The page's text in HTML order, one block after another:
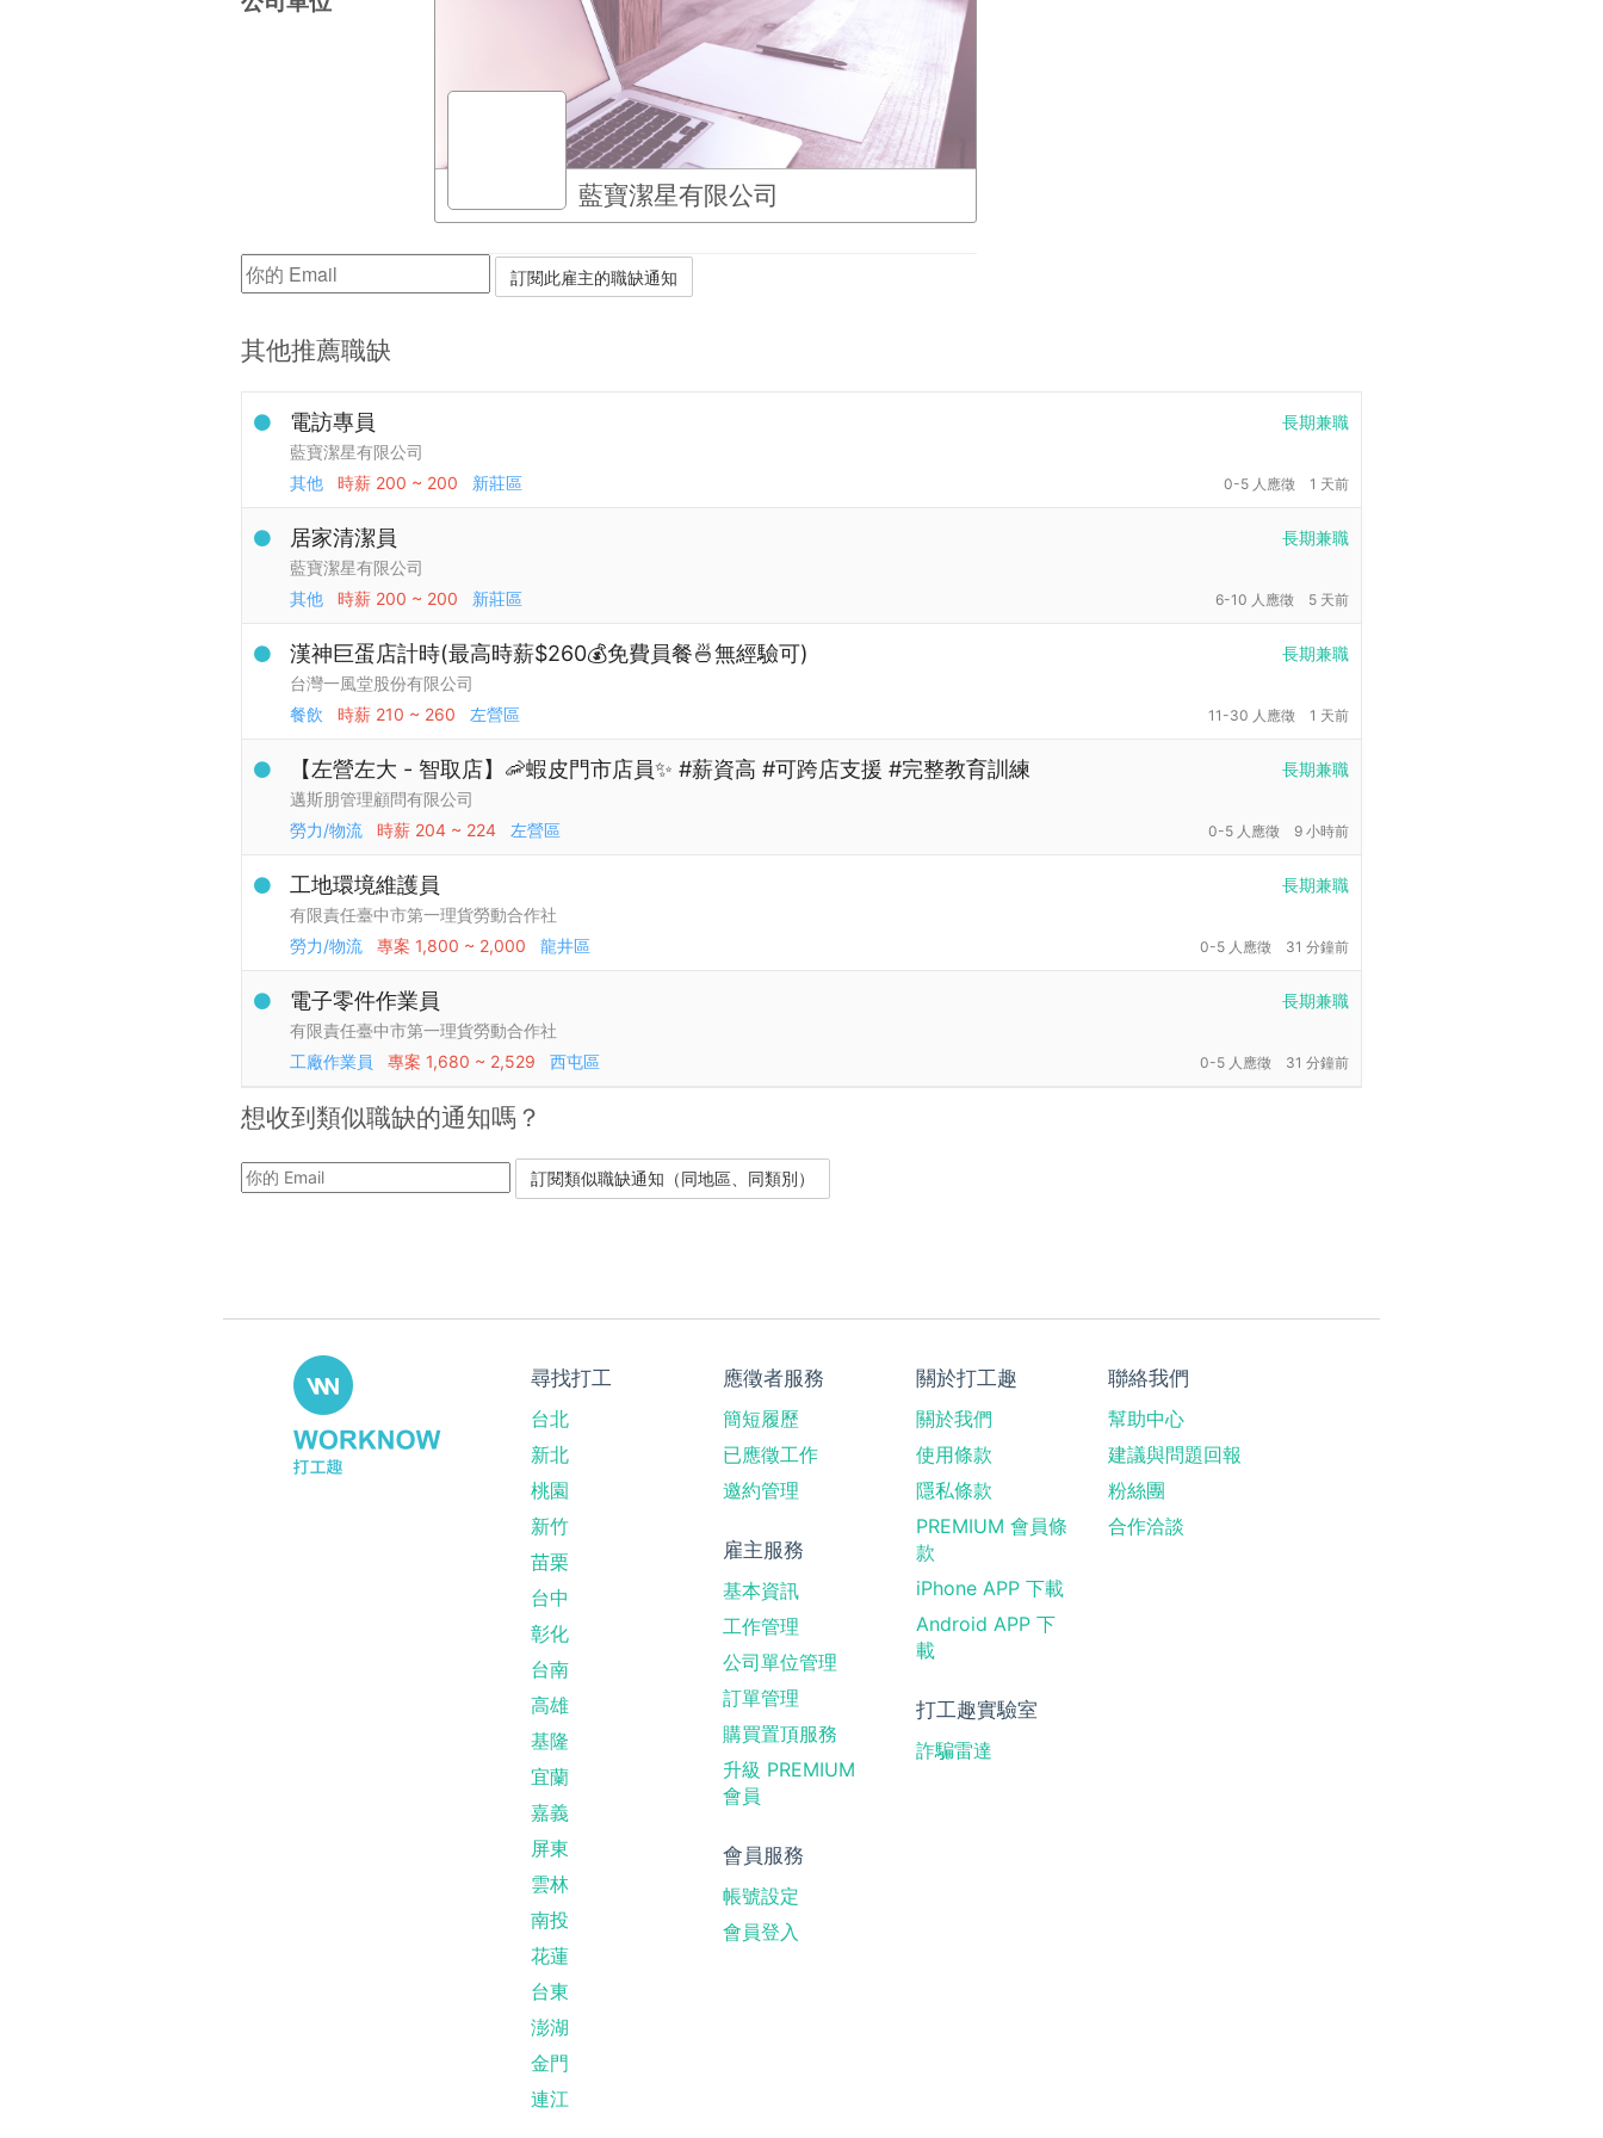
藍寶潔星有限公司
其他推薦職缺
長期兼職
電訪專員
藍寶潔星有限公司
其他
時薪 200 ~ 200 新莊區 0-5 人應徵 1 天前
長期兼職
居家清潔員
藍寶潔星有限公司
其他
時薪 200 ~ 200 新莊區 6-10 人應徵 5 天前
長期兼職
漢神巨蛋店計時(最高時薪$260💰免費員餐🍜無經驗可)
台灣一風堂股份有限公司
餐飲
時薪 210 ~ 260 左營區 11-30 人應徵 1 天前
長期兼職
【左營左大 - 智取店】🦐蝦皮門市店員✨ #薪資高 #可跨店支援 #完整教育訓練
邁斯朋管理顧問有限公司
勞力/物流
時薪 204 ~ 224 左營區 0-5 人應徵 9 小時前
長期兼職
工地環境維護員
有限責任臺中市第一理貨勞動合作社
勞力/物流
專案 1,800 ~ 2,000 龍井區 0-5 人應徵 31 分鐘前
長期兼職
電子零件作業員
有限責任臺中市第一理貨勞動合作社
工廠作業員
專案 1,680 ~ 2,529 西屯區 0-5 人應徵 31 分鐘前
想收到類似職缺的通知嗎？
尋找打工
台北
新北
桃園
新竹
苗栗
台中
彰化
台南
高雄
基隆
宜蘭
嘉義
屏東
雲林
南投
花蓮
台東
澎湖
金門
連江
應徵者服務
簡短履歷
已應徵工作
邀約管理
雇主服務
基本資訊
工作管理
公司單位管理
訂單管理
購買置頂服務
升級 PREMIUM
會員
會員服務
帳號設定
會員登入
關於打工趣
關於我們
使用條款
隱私條款
PREMIUM 會員條
款
iPhone APP 下載
Android APP 下
載
打工趣實驗室
詐騙雷達
聯絡我們
幫助中心
建議與問題回報
粉絲團
合作洽談